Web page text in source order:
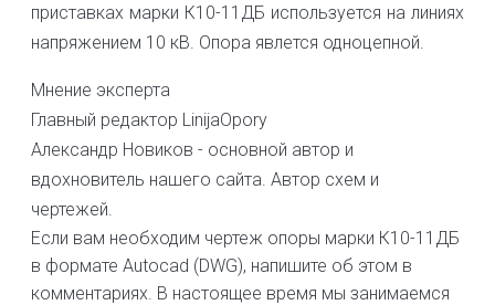
приставках марки К10-11ДБ используется на линиях
напряжением 10 кВ. Опора явлется одноцепной.
Мнение эксперта
Главный редактор LinijaOpory
Александр Новиков - основной автор и
вдохновитель нашего сайта. Автор схем и
чертежей.
Если вам необходим чертеж опоры марки К10-11ДБ
в формате Autocad (DWG), напишите об этом в
комментариях. В настоящее время мы занимаемся